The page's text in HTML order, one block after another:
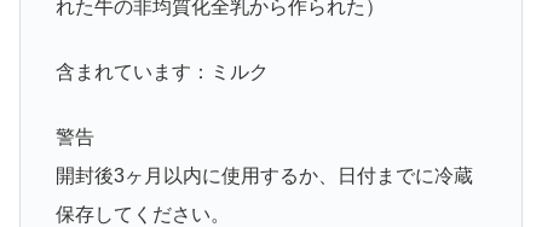
れた牛の非均質化全乳から作られた）
含まれています：ミルク
警告
開封後3ヶ月以内に使用するか、日付までに冷蔵
保存してください。